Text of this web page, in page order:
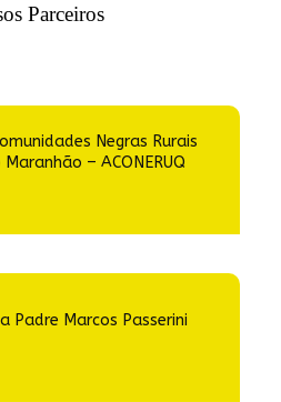
Parceiros
Negras Rurais
– ACONERUQ
Padre Marcos Passerini